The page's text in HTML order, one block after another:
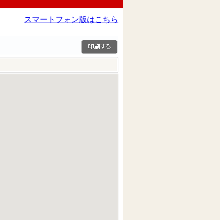
スマートフォン版はこちら